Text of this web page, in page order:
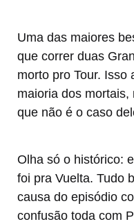
Uma das maiores
que correr duas
morto pro Tour. Isso
maioria dos
que não é o caso
Olha só o histórico:
foi pra Vuelta. Tudo
causa do episódio
confusão toda com